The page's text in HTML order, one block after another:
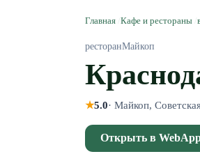
Главная Кафе и рестораны
ресторанМайкоп
★5.0· Майкоп,
Открыть в